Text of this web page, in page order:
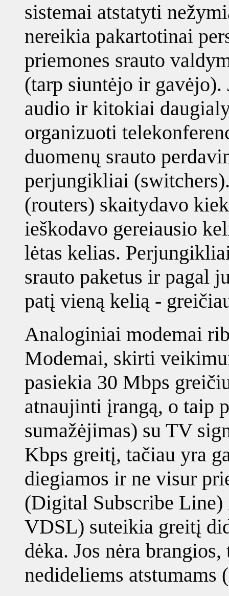
sistemai atstatyti
nereikia pakartotinai
priemones srauto
(tarp siuntėjo ir
audio ir kitokiai
organizuoti
duomenų srauto
perjungikliai
(routers) skaitydavo
ieškodavo gereiausio
lėtas kelias.
srauto paketus ir pagal
patį vieną kelią -
Analoginiai modemai
Modemai, skirti
pasiekia 30 Mbps
atnaujinti įrangą, o taip
sumažėjimas) su TV
Kbps greitį, tačiau yra
diegiamos ir ne visur
(Digital Subscribe
VDSL) suteikia greitį
dėka. Jos nėra
nedideliems atstumams